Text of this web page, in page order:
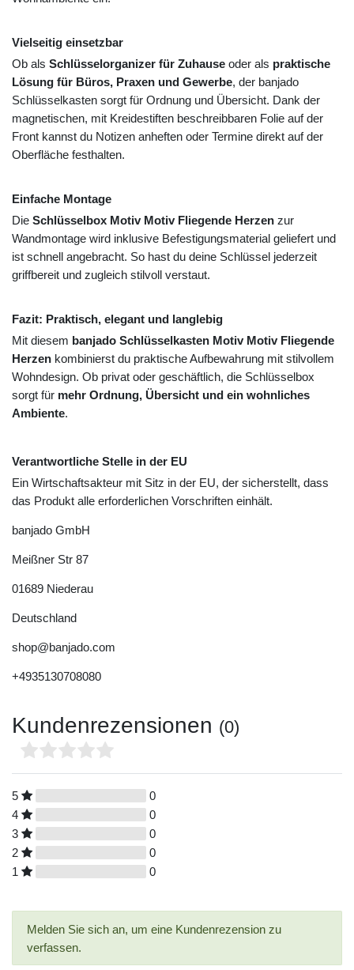
Vielseitig einsetzbar
Ob als Schlüsselorganizer für Zuhause oder als praktische
Lösung für Büros, Praxen und Gewerbe, der banjado
Schlüsselkasten sorgt für Ordnung und Übersicht. Dank der
magnetischen, mit Kreidestiften beschreibbaren Folie auf der
Front kannst du Notizen anheften oder Termine direkt auf der
Oberfläche festhalten.
Einfache Montage
Die Schlüsselbox Motiv Motiv Fliegende Herzen zur
Wandmontage wird inklusive Befestigungsmaterial geliefert und
ist schnell angebracht. So hast du deine Schlüssel jederzeit
griffbereit und zugleich stilvoll verstaut.
Fazit: Praktisch, elegant und langlebig
Mit diesem banjado Schlüsselkasten Motiv Motiv Fliegende
Herzen kombinierst du praktische Aufbewahrung mit stilvollem
Wohndesign. Ob privat oder geschäftlich, die Schlüsselbox
sorgt für mehr Ordnung, Übersicht und ein wohnliches
Ambiente.
Verantwortliche Stelle in der EU
Ein Wirtschaftsakteur mit Sitz in der EU, der sicherstellt, dass
das Produkt alle erforderlichen Vorschriften einhält.
banjado GmbH
Meißner Str 87
01689 Niederau
Deutschland
shop@banjado.com
+4935130708080
Kundenrezensionen (0)
5
0
4
0
3
0
2
0
1
0
Melden Sie sich an, um eine Kundenrezension zu
verfassen.